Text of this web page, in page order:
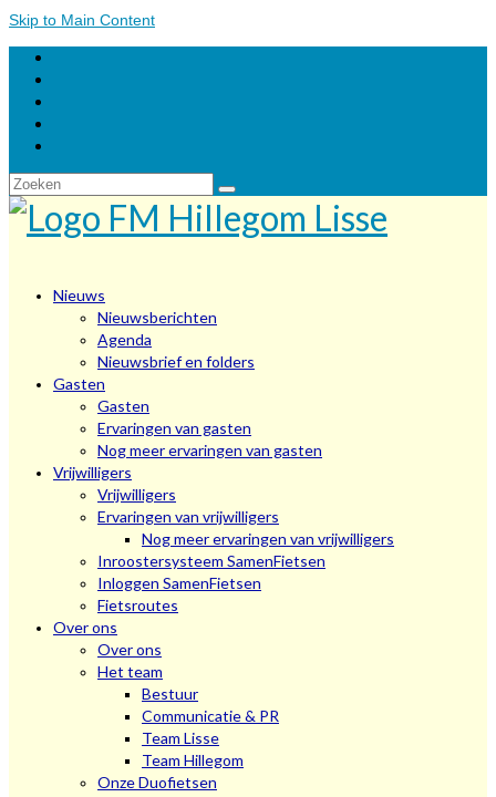
Skip to Main Content
Zoeken
naar:
Nieuws
Nieuwsberichten
Agenda
Nieuwsbrief en folders
Gasten
Gasten
Ervaringen van gasten
Nog meer ervaringen van gasten
Vrijwilligers
Vrijwilligers
Ervaringen van vrijwilligers
Nog meer ervaringen van vrijwilligers
Inroostersysteem SamenFietsen
Inloggen SamenFietsen
Fietsroutes
Over ons
Over ons
Het team
Bestuur
Communicatie & PR
Team Lisse
Team Hillegom
Onze Duofietsen